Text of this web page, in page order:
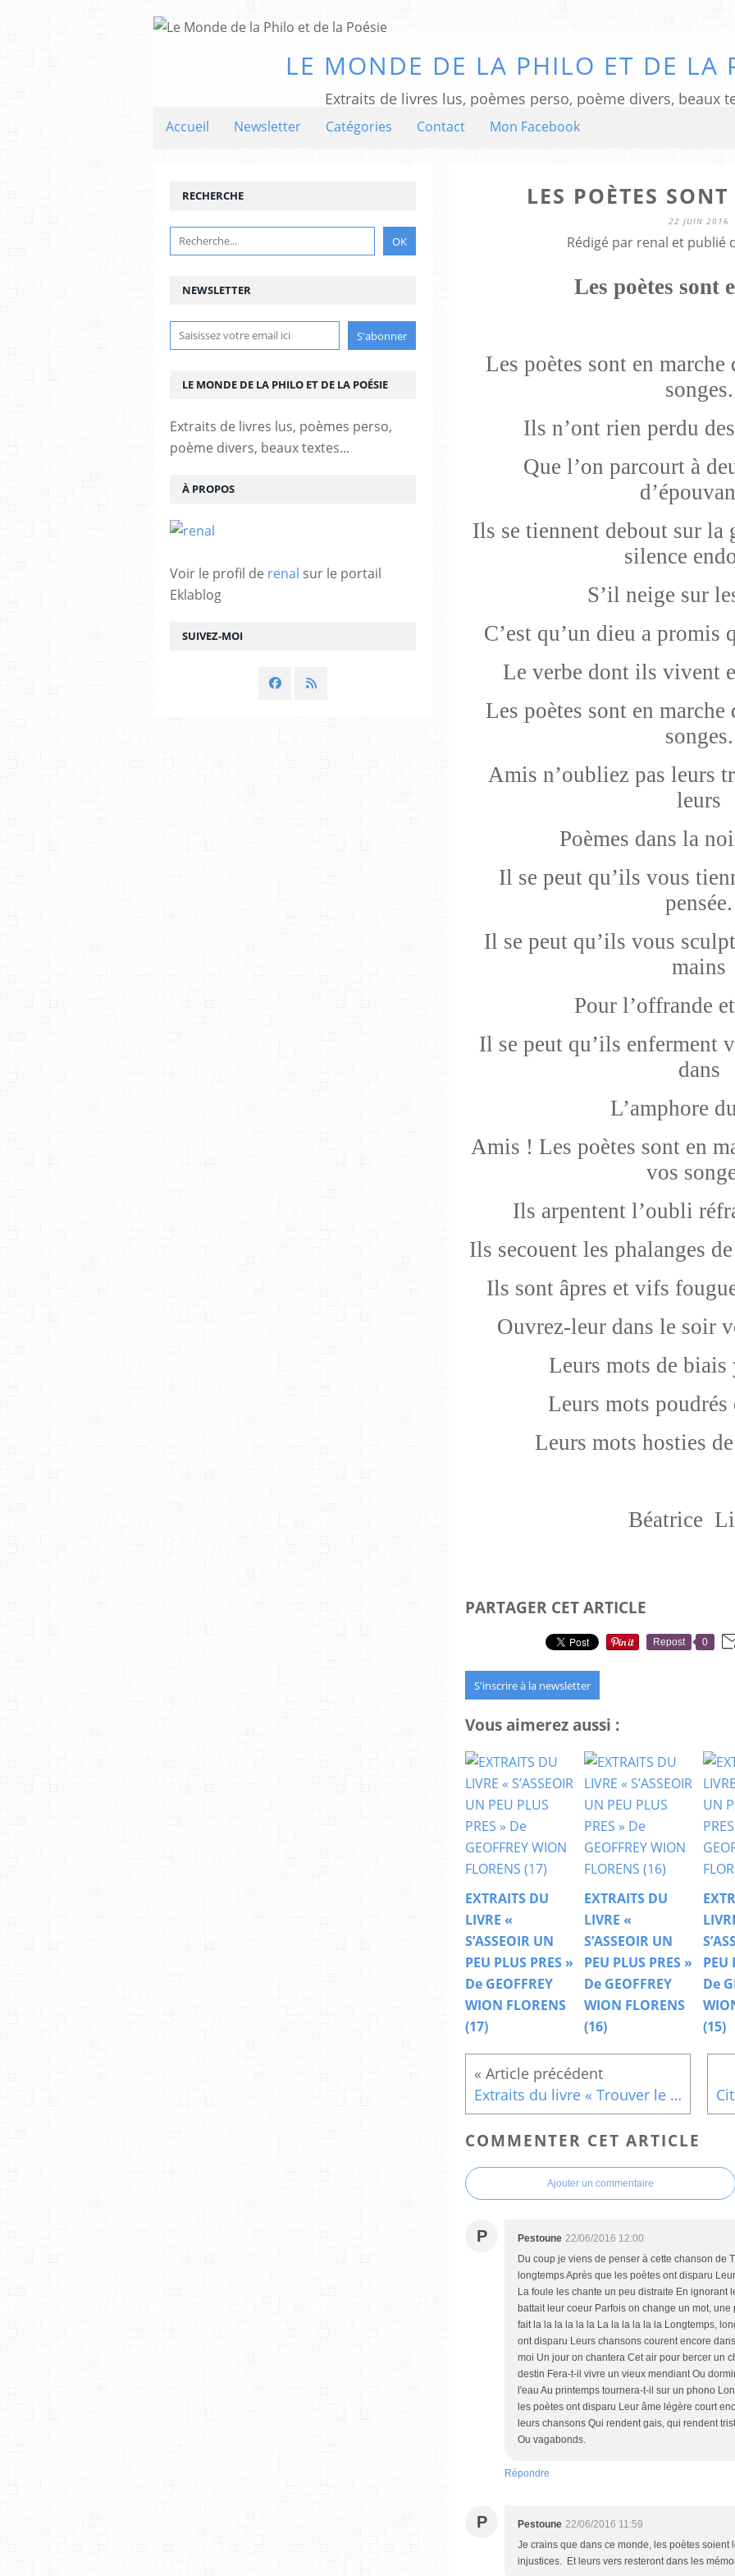
LE MONDE DE LA PHILO ET DE LA
Extraits de livres lus, poèmes perso, poème divers, beaux
Accueil Newsletter Catégories Contact Mon Facebook
LES POÈTES
22 JUIN 2016
Rédigé par renal et publié
Les poètes sont
Les poètes sont en marche
songes.
Ils n’ont rien perdu
Que l’on parcourt à
Ils se tiennent debout sur la
silence
S’il neige sur
C’est qu’un dieu a promis
Le verbe dont ils vivent
Les poètes sont en marche
songes.
Amis n’oubliez pas leurs
leurs
Poèmes dans la
Il se peut qu’ils vous
pensée.
Il se peut qu’ils vous
mains
Pour l’offrande
Il se peut qu’ils enferment
dans
L’amphore
Amis ! Les poètes sont en
vos
Ils arpentent l’oubli
Ils secouent les phalanges
Ils sont âpres et vifs
Ouvrez-leur dans le soir
Leurs mots de biais
Leurs mots
Leurs mots hosties
Béatrice
PARTAGER CET ARTICLE
Repost 0
S'inscrire à la newsletter
Vous aimerez aussi :
EXTRAITS DU
LIVRE «
S’ASSEOIR UN
PEU PLUS PRES »
De GEOFFREY
WION FLORENS
(17)
EXTRAITS DU
LIVRE «
S’ASSEOIR UN
PEU PLUS PRES »
De GEOFFREY
WION FLORENS
(16)
PEU
De
(15)
Extraits du livre « Trouver le juste équilibre vers une vie épanouie » L’équilibre entre l’avarice et le gaspillage
COMMENTER CET ARTICLE
Ajouter un commentaire
P Pestoune 22/06/2016 12:00
Du coup je viens de penser à cette chanson de
longtemps Après que les poètes ont disparu
La foule les chante un peu distraite En ignorant
battait leur coeur Parfois on change un mot,
fait la la la la la la La la la la la la Longtemps,
ont disparu Leurs chansons courent encore
moi Un jour on chantera Cet air pour bercer un
destin Fera-t-il vivre un vieux mendiant Ou
l'eau Au printemps tournera-t-il sur un phono
les poètes ont disparu Leur âme légère court
leurs chansons Qui rendent gais, qui rendent
Ou vagabonds.
Répondre
P Pestoune 22/06/2016 11:59
Je crains que dans ce monde, les poètes soient
injustices. Et leurs vers resteront dans les
NEWSLETTER
SUIVEZ-MOI
RECHERCHE
LE MONDE DE LA PHILO ET DE LA POÉSIE
Extraits de livres lus, poèmes perso,
poème divers, beaux textes...
À PROPOS
Voir le profil de renal sur le portail
Eklablog